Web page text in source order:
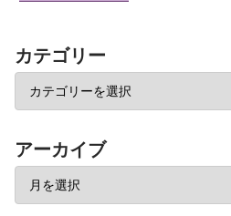
カテゴリー
アーカイブ